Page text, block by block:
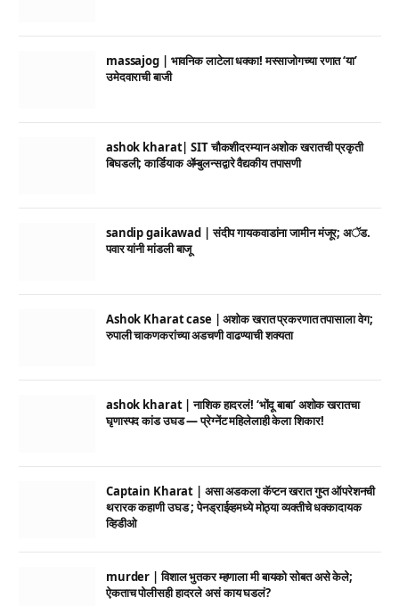
massajog | भावनिक लाटेला धक्का! मस्साजोगच्या रणात ‘या’
उमेदवाराची बाजी
ashok kharat| SIT चौकशीदरम्यान अशोक खरातची प्रकृती
बिघडली; कार्डियाक ॲम्बुलन्सद्वारे वैद्यकीय तपासणी
sandip gaikawad | संदीप गायकवाडांना जामीन मंजूर; अॅड.
पवार यांनी मांडली बाजू
Ashok Kharat case | अशोक खरात प्रकरणात तपासाला वेग;
रुपाली चाकणकरांच्या अडचणी वाढण्याची शक्यता
ashok kharat | नाशिक हादरलं! ‘भोंदू बाबा’ अशोक खरातचा
घृणास्पद कांड उघड — प्रेग्नेंट महिलेलाही केला शिकार!
Captain Kharat | असा अडकला कॅप्टन खरात गुप्त ऑपरेशनची
थरारक कहाणी उघड ; पेनड्राईव्हमध्ये मोठ्या व्यक्तीचे धक्कादायक
व्हिडीओ
murder | विशाल भुतकर म्हणाला मी बायको सोबत असे केले;
ऐकताच पोलीसही हादरले असं काय घडलं?